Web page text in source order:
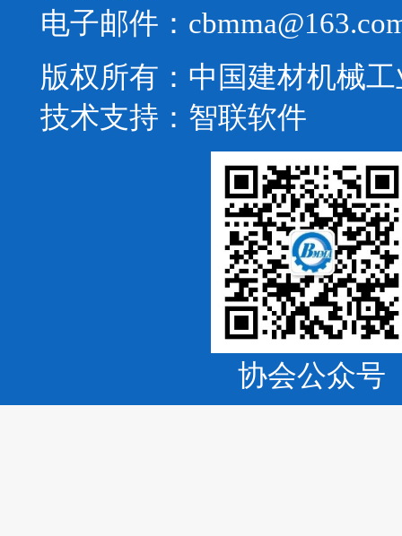
电子邮件：
版权所有：中国建材机械
技术支持： 智联软件
协会公众号